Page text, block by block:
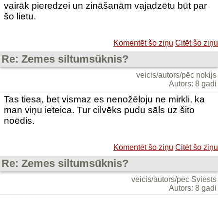
vairāk pieredzei un zināšanām vajadzētu būt par
šo lietu.
Komentēt šo ziņu Citēt šo ziņu
Re: Zemes siltumsūknis?
veicis/autors/pēc nokijs
Autors: 8 gadi
Tas tiesa, bet vismaz es nenožēloju ne mirkli, ka
man viņu ieteica. Tur cilvēks pudu sāls uz šito
noēdis.
Komentēt šo ziņu Citēt šo ziņu
Re: Zemes siltumsūknis?
veicis/autors/pēc Sviests
Autors: 8 gadi